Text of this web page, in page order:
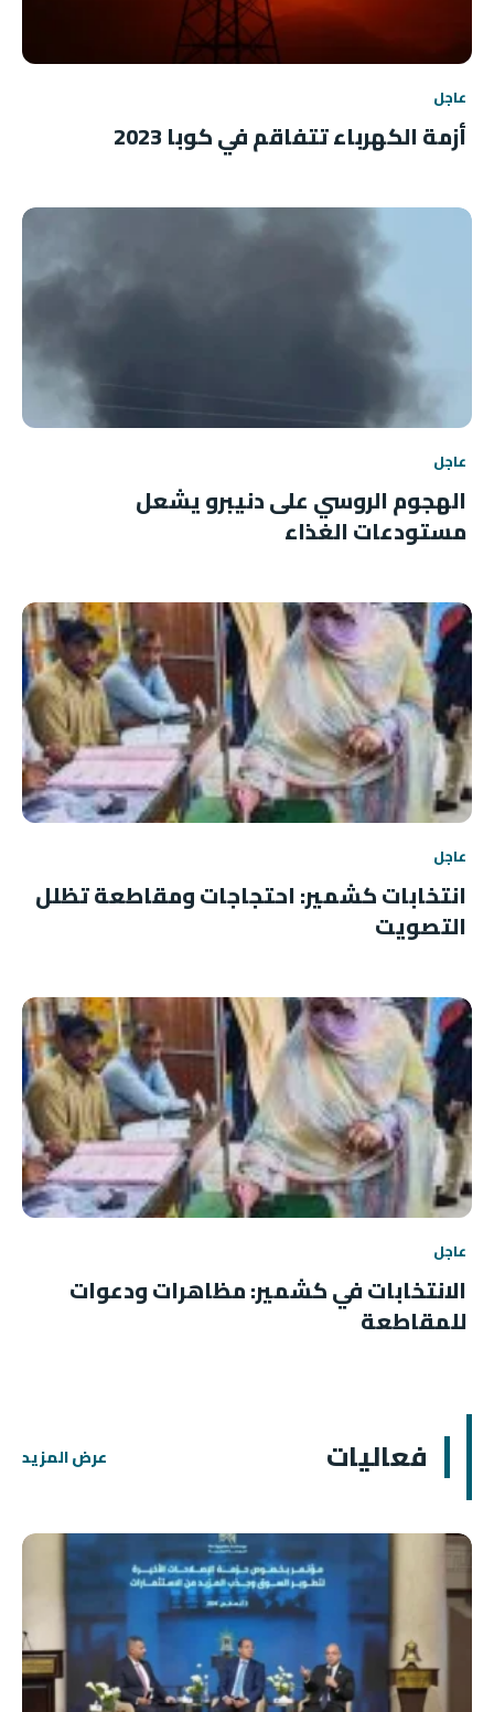
عاجل
أزمة الكهرباء تتفاقم في كوبا 2023
عاجل
الهجوم الروسي على دنيبرو يشعل
مستودعات الغذاء
عاجل
انتخابات كشمير: احتجاجات ومقاطعة تظلل
التصويت
عاجل
الانتخابات في كشمير: مظاهرات ودعوات
للمقاطعة
فعاليات عرض المزيد